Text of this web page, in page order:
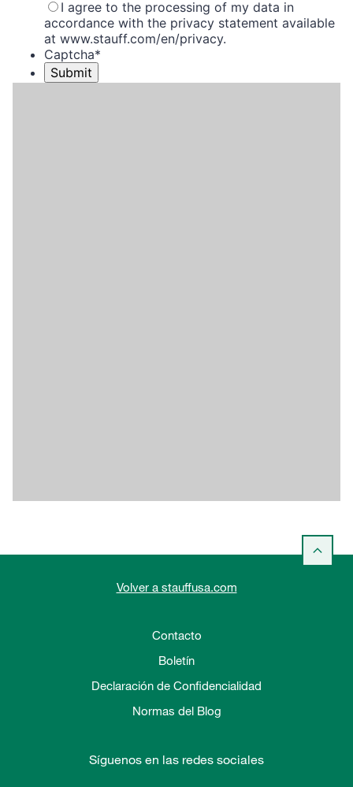
Volver a stauffusa.com
Contacto
Boletín
Declaración de Confidencialidad
Normas del Blog
Síguenos en las redes sociales